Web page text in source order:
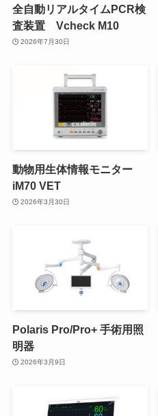
全自動リアルタイムPCR検
査装置 Vcheck M10
2026年7月30日
動物用生体情報モニター
iM70 VET
2026年3月30日
Polaris Pro/Pro+ 手術用照
明器
2026年3月9日